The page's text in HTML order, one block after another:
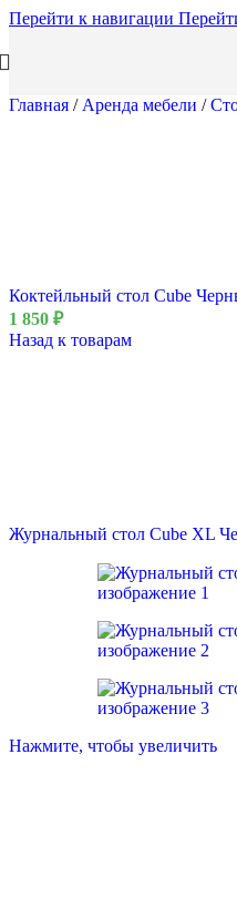
Перейти к навигации
Главная / Аренда мебели /
Коктейльный стол Cube
1 850 ₽
Назад к товарам
Журнальный стол Cube XL
Нажмите, чтобы увеличить